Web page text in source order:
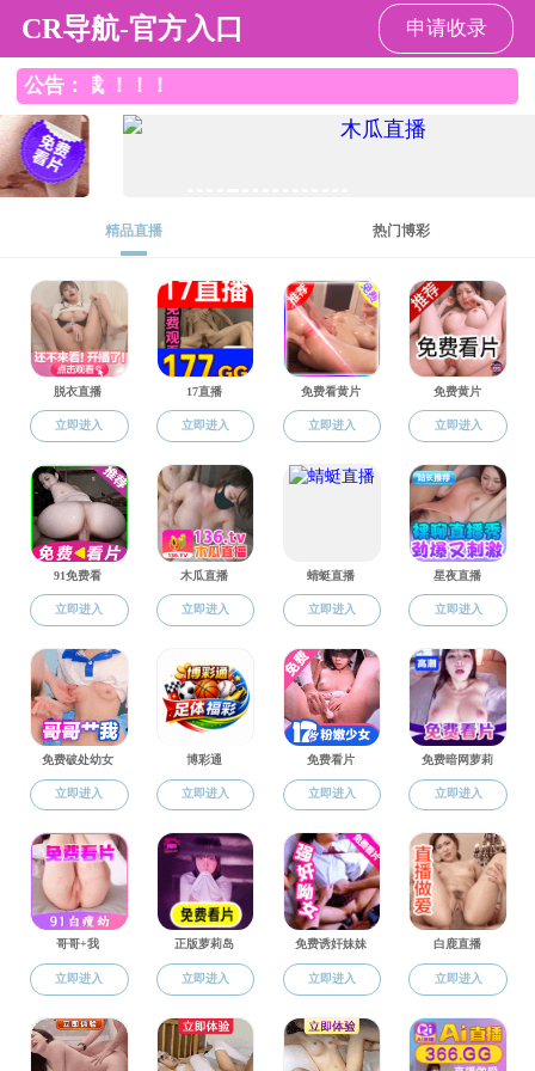
色花堂 色花堂 色花堂 EN
色
学工动态
党群工作
学生工作
学工动态
招生就业
学工动态
近日，色
色花堂 2023-